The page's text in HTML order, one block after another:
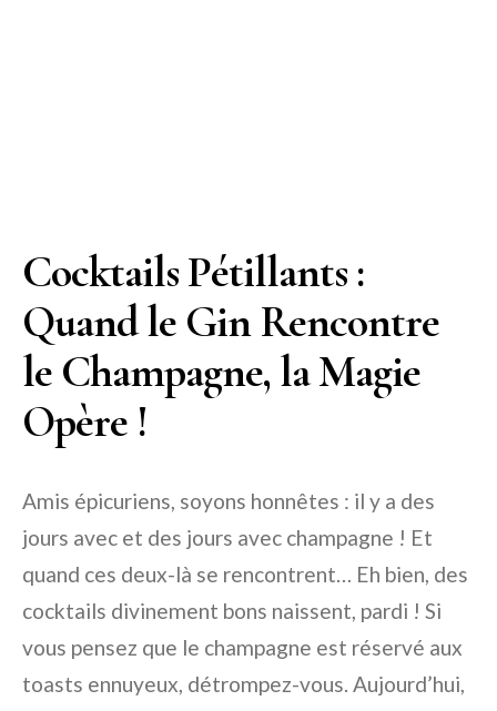
Cocktails Pétillants :
Quand le Gin Rencontre
le Champagne, la Magie
Opère !
Amis épicuriens, soyons honnêtes : il y a des
jours avec et des jours avec champagne ! Et
quand ces deux-là se rencontrent… Eh bien, des
cocktails divinement bons naissent, pardi ! Si
vous pensez que le champagne est réservé aux
toasts ennuyeux, détrompez-vous. Aujourd’hui,